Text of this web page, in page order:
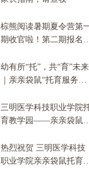
棕熊阅读暑期夏令营第
期收官啦！第二期报名
幼有所“托”，共“育”未来
｜亲亲袋鼠“托育服务
三明医学科技职业学院
育教学园——亲亲袋鼠
锁定名额，孩子成才快人
一步！
热烈祝贺 三明医学科技
职业学院亲亲袋鼠托育